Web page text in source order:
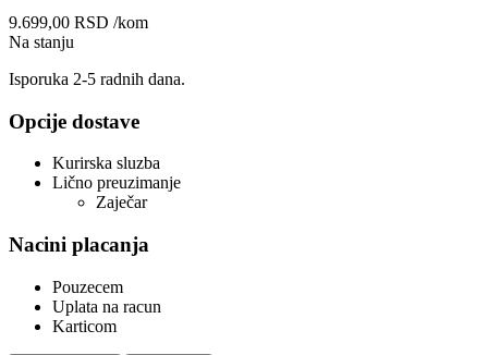
9.699,00 RSD /kom
Na stanju
Isporuka 2-5 radnih dana.
Opcije dostave
Kurirska sluzba
Lično preuzimanje
Zaječar
Nacini placanja
Pouzecem
Uplata na racun
Karticom